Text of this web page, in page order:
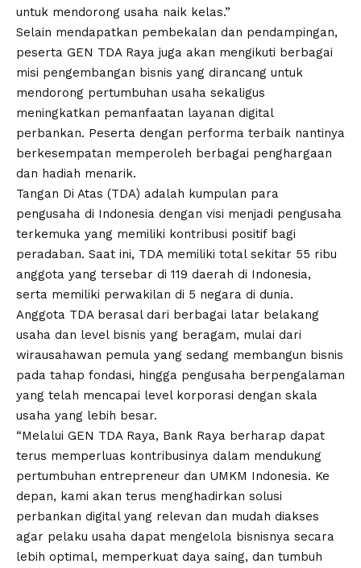
untuk mendorong usaha naik kelas.”
Selain mendapatkan pembekalan dan pendampingan,
peserta GEN TDA Raya juga akan mengikuti berbagai
misi pengembangan bisnis yang dirancang untuk
mendorong pertumbuhan usaha sekaligus
meningkatkan pemanfaatan layanan digital
perbankan. Peserta dengan performa terbaik nantinya
berkesempatan memperoleh berbagai penghargaan
dan hadiah menarik.
Tangan Di Atas (TDA) adalah kumpulan para
pengusaha di Indonesia dengan visi menjadi pengusaha
terkemuka yang memiliki kontribusi positif bagi
peradaban. Saat ini, TDA memiliki total sekitar 55 ribu
anggota yang tersebar di 119 daerah di Indonesia,
serta memiliki perwakilan di 5 negara di dunia.
Anggota TDA berasal dari berbagai latar belakang
usaha dan level bisnis yang beragam, mulai dari
wirausahawan pemula yang sedang membangun bisnis
pada tahap fondasi, hingga pengusaha berpengalaman
yang telah mencapai level korporasi dengan skala
usaha yang lebih besar.
“Melalui GEN TDA Raya, Bank Raya berharap dapat
terus memperluas kontribusinya dalam mendukung
pertumbuhan entrepreneur dan UMKM Indonesia. Ke
depan, kami akan terus menghadirkan solusi
perbankan digital yang relevan dan mudah diakses
agar pelaku usaha dapat mengelola bisnisnya secara
lebih optimal, memperkuat daya saing, dan tumbuh